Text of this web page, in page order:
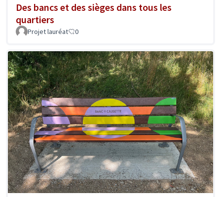
Des bancs et des sièges dans tous les
quartiers
Projet lauréat 0